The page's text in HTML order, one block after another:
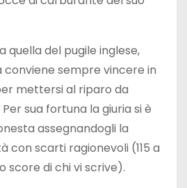
quella del pugile inglese,
sempre vincere in
mettersi al riparo da
sua fortuna la giuria si è
assegnandogli la
con scarti ragionevoli (115 a
score di chi vi scrive).